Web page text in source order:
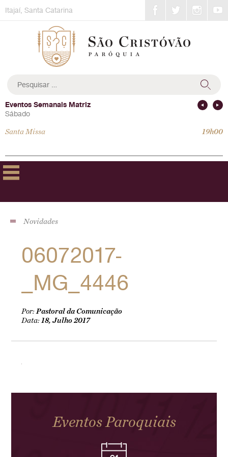
toItajaí, Santa Catarina
por:
Eventos Semanais Matriz
Sábado
Santa Missa 19h00
Novidades
06072017-
_MG_4446
Por:Pastoral da Comunicação
Data:18, Julho 2017
Eventos Paroquiais